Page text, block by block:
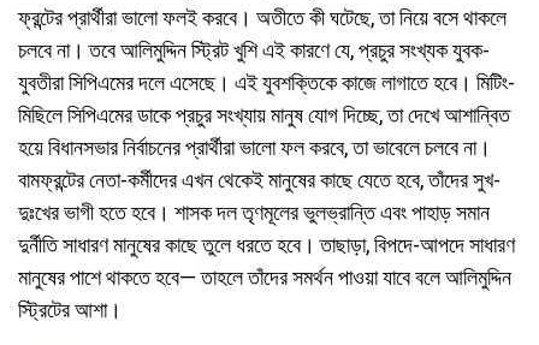
ফ্রন্টের প্রার্থীরা ভালো ফলই করবে। অতীতে কী ঘটেছে, তা নিয়ে বসে থাকলে
চলবে না। তবে আলিমুদ্দিন স্ট্রিট খুশি এই কারণে যে, প্রচুর সংখ্যক যুবক-
যুবতীরা সিপিএমের দলে এসেছে। এই যুবশক্তিকে কাজে লাগাতে হবে। মিটিং-
মিছিলে সিপিএমের ডাকে প্রচুর সংখ্যায় মানুষ যোগ দিচ্ছে, তা দেখে আশান্বিত
হয়ে বিধানসভার নির্বাচনের প্রার্থীরা ভালো ফল করবে, তা ভাবেলে চলবে না।
বামফ্রন্টের নেতা-কর্মীদের এখন থেকেই মানুষের কাছে যেতে হবে, তাঁদের সুখ-
দুঃখের ভাগী হতে হবে। শাসক দল তৃণমূলের ভুলভ্রান্তি এবং পাহাড় সমান
দুর্নীতি সাধারণ মানুষের কাছে তুলে ধরতে হবে। তাছাড়া, বিপদে-আপদে সাধারণ
মানুষের পাশে থাকতে হবে— তাহলে তাঁদের সমর্থন পাওয়া যাবে বলে আলিমুদ্দিন
স্ট্রিটের আশা।